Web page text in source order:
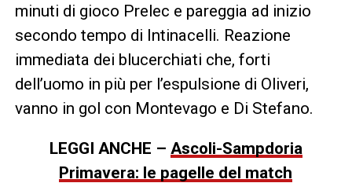
minuti di gioco Prelec e pareggia ad inizio
secondo tempo di Intinacelli. Reazione
immediata dei blucerchiati che, forti
dell’uomo in più per l’espulsione di Oliveri,
vanno in gol con Montevago e Di Stefano.
LEGGI ANCHE – Ascoli-Sampdoria
Primavera: le pagelle del match